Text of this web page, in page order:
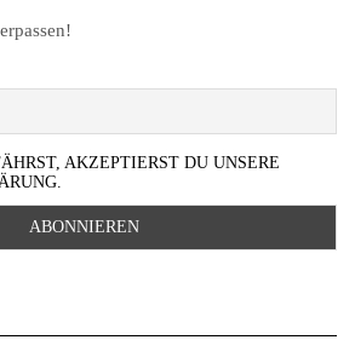
AKZEPTIERST DU UNSERE